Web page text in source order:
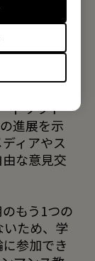
教授は、
ン資料を
。プレゼ
素早く読
ドソフト
進展を示
ィアやス
な意見交
もう1つの
ため、学
参加でき